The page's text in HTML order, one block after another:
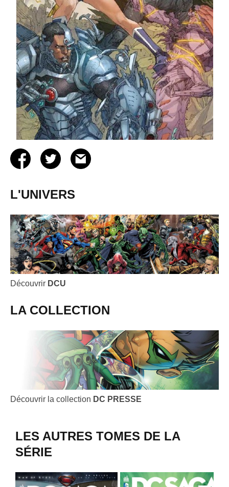
L'UNIVERS
Découvrir DCU
LA COLLECTION
Découvrir la collection DC PRESSE
LES AUTRES TOMES DE LA
SÉRIE